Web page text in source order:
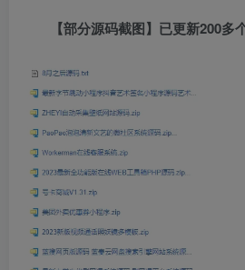
【部分源码截图】已更新200